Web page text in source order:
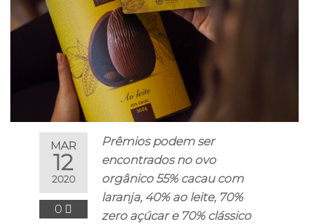
MAR
12
2020
0
Prêmios podem ser
encontrados no ovo
orgânico 55% cacau com
laranja, 40% ao leite, 70%
zero açúcar e 70% clássico